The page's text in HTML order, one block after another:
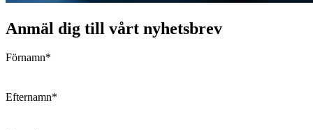
Anmäl dig till vårt nyhetsbrev
Förnamn*
Efternamn*